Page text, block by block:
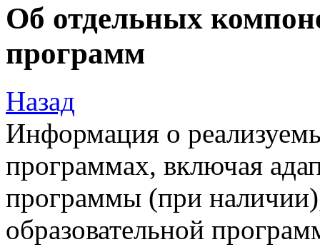
Об отдельных
программ
Назад
Информация о
программах, включая
программы (при
образовательной